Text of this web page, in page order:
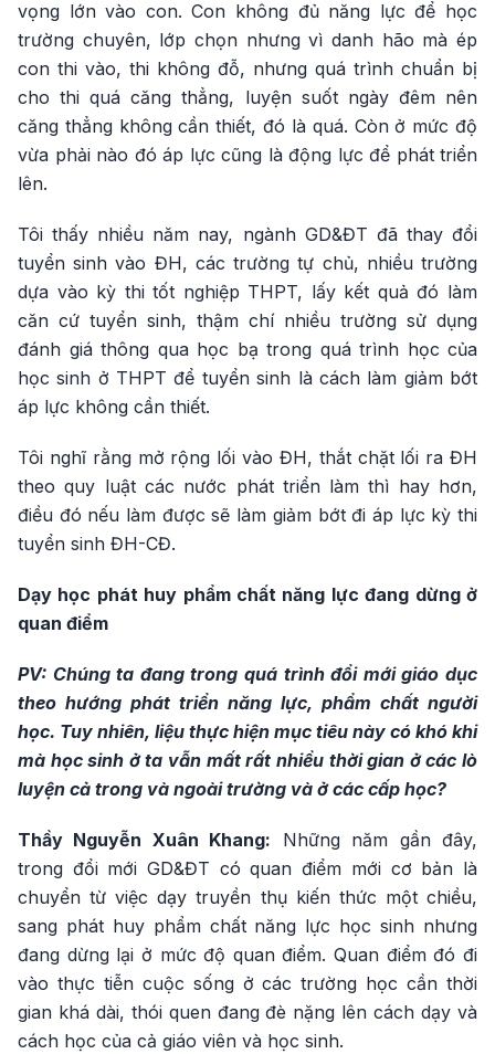
vọng lớn vào con. Con không đủ năng lực để học
trường chuyên, lớp chọn nhưng vì danh hão mà ép
con thi vào, thi không đỗ, nhưng quá trình chuẩn bị
cho thi quá căng thẳng, luyện suốt ngày đêm nên
căng thẳng không cần thiết, đó là quá. Còn ở mức độ
vừa phải nào đó áp lực cũng là động lực để phát triển
lên.
Tôi thấy nhiều năm nay, ngành GD&ĐT đã thay đổi
tuyển sinh vào ĐH, các trường tự chủ, nhiều trường
dựa vào kỳ thi tốt nghiệp THPT, lấy kết quả đó làm
căn cứ tuyển sinh, thậm chí nhiều trường sử dụng
đánh giá thông qua học bạ trong quá trình học của
học sinh ở THPT để tuyển sinh là cách làm giảm bớt
áp lực không cần thiết.
Tôi nghĩ rằng mở rộng lối vào ĐH, thắt chặt lối ra ĐH
theo quy luật các nước phát triển làm thì hay hơn,
điều đó nếu làm được sẽ làm giảm bớt đi áp lực kỳ thi
tuyển sinh ĐH-CĐ.
Dạy học phát huy phẩm chất năng lực đang dừng ở
quan điểm
PV: Chúng ta đang trong quá trình đổi mới giáo dục
theo hướng phát triển năng lực, phẩm chất người
học. Tuy nhiên, liệu thực hiện mục tiêu này có khó khi
mà học sinh ở ta vẫn mất rất nhiều thời gian ở các lò
luyện cả trong và ngoài trường và ở các cấp học?
Thầy Nguyễn Xuân Khang: Những năm gần đây,
trong đổi mới GD&ĐT có quan điểm mới cơ bản là
chuyển từ việc dạy truyền thụ kiến thức một chiều,
sang phát huy phẩm chất năng lực học sinh nhưng
đang dừng lại ở mức độ quan điểm. Quan điểm đó đi
vào thực tiễn cuộc sống ở các trường học cần thời
gian khá dài, thói quen đang đè nặng lên cách dạy và
cách học của cả giáo viên và học sinh.